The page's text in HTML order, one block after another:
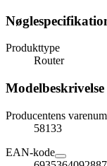
Produkttype
Router
Modelbeskrivelse
Producentens
58133
EAN-kode